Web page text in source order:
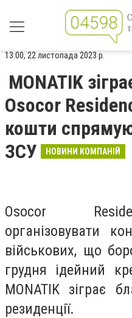
13:00, 22 листопада 2023 р.
MONATIK
Osocor
кошти
ЗСУ
НОВИНИ КОМПАНІЙ
Osocor
організовувати
військових, що
грудня ідейний
MONATIK зіграє
резиденції.